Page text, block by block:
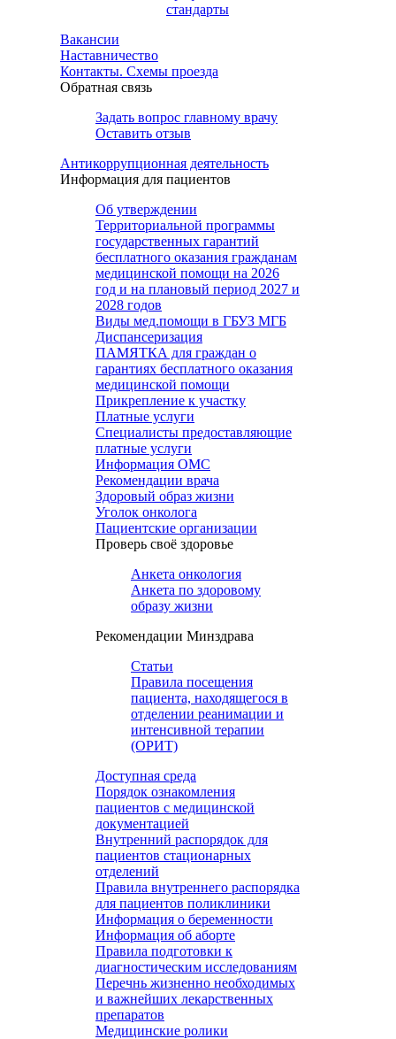
стандарты
Вакансии
Наставничество
Контакты. Схемы проезда
Обратная связь
Задать вопрос главному врачу
Оставить отзыв
Антикоррупционная деятельность
Информация для пациентов
Об утверждении
Территориальной программы
государственных гарантий
бесплатного оказания гражданам
медицинской помощи на 2026
год и на плановый период 2027 и
2028 годов
Виды мед.помощи в ГБУЗ МГБ
Диспансеризация
ПАМЯТКА для граждан о
гарантиях бесплатного оказания
медицинской помощи
Прикрепление к участку
Платные услуги
Специалисты предоставляющие
платные услуги
Информация ОМС
Рекомендации врача
Здоровый образ жизни
Уголок онколога
Пациентские организации
Проверь своё здоровье
Анкета онкология
Анкета по здоровому
образу жизни
Рекомендации Минздрава
Статьи
Правила посещения
пациента, находящегося в
отделении реанимации и
интенсивной терапии
(ОРИТ)
Доступная среда
Порядок ознакомления
пациентов с медицинской
документацией
Внутренний распорядок для
пациентов стационарных
отделений
Правила внутреннего распорядка
для пациентов поликлиники
Информация о беременности
Информация об аборте
Правила подготовки к
диагностическим исследованиям
Перечнь жизненно необходимых
и важнейших лекарственных
препаратов
Медицинские ролики